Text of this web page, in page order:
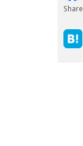
Share